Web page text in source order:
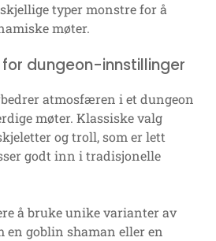
typer monstre for å
møter.
dungeon-innstillinger
atmosfæren i et dungeon
møter. Klassiske valg
og troll, som er lett
godt inn i tradisjonelle
å bruke unike varianter av
en goblin shaman eller en